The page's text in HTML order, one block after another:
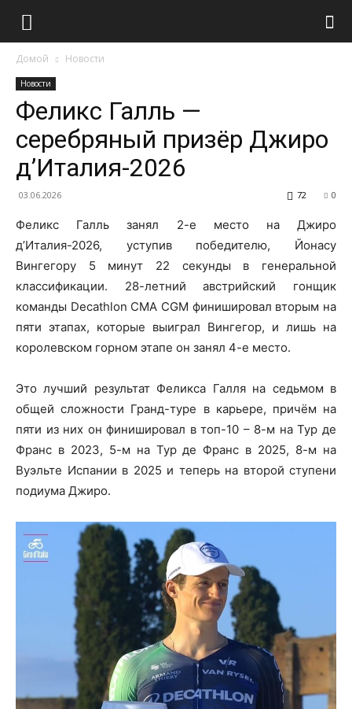
Домой Новости
Новости
Феликс Галль —
серебряный призёр Джиро
д’Италия-2026
03.06.2026 0
72
Феликс Галль занял 2-е место на Джиро
д’Италия-2026, уступив победителю, Йонасу
Вингегору 5 минут 22 секунды в генеральной
классификации. 28-летний австрийский гонщик
команды Decathlon CMA CGM финишировал вторым на
пяти этапах, которые выиграл Вингегор, и лишь на
королевском горном этапе он занял 4-е место.
Это лучший результат Феликса Галля на седьмом в
общей сложности Гранд-туре в карьере, причём на
пяти из них он финишировал в топ-10 – 8-м на Тур де
Франс в 2023, 5-м на Тур де Франс в 2025, 8-м на
Вуэльте Испании в 2025 и теперь на второй ступени
подиума Джиро.